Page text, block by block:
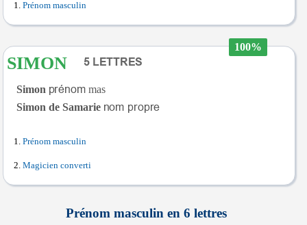
Prénom masculin
100%
SIMON
Simon
mas
Simon de Samarie
Prénom masculin
Magicien converti
Prénom masculin en 6 lettres